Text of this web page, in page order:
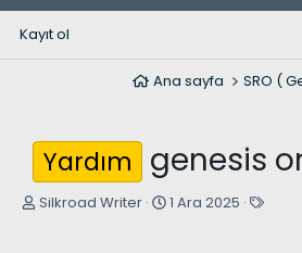
Kayıt ol
Ana sayfa SRO (
Yardım genesis
K
Silkroad Writer
B1 Ara 2025
E